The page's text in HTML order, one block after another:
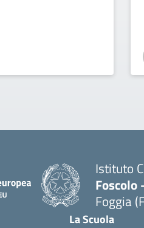
Istituto
Foscolo
Foggia
— Visita
La Scuola